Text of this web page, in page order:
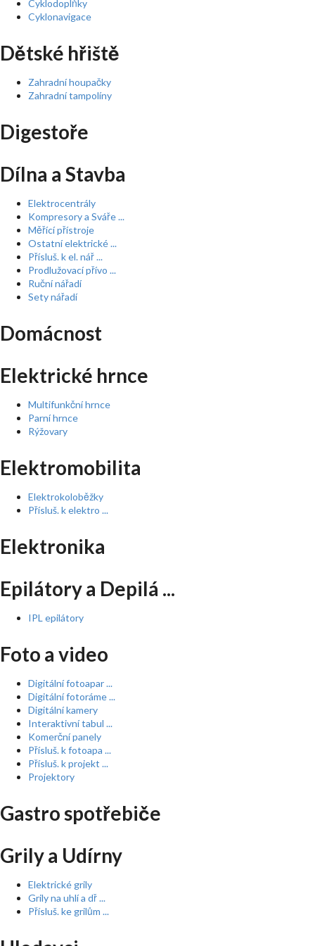
Cyklodoplňky
Cyklonavigace
Dětské hřiště
Zahradní houpačky
Zahradní tampolíny
Digestoře
Dílna a Stavba
Elektrocentrály
Kompresory a Sváře ...
Měřící přístroje
Ostatní elektrické ...
Přísluš. k el. nář ...
Prodlužovací přívo ...
Ruční nářadí
Sety nářadí
Domácnost
Elektrické hrnce
Multifunkční hrnce
Parní hrnce
Rýžovary
Elektromobilita
Elektrokoloběžky
Přísluš. k elektro ...
Elektronika
Epilátory a Depilá ...
IPL epilátory
Foto a video
Digitální fotoapar ...
Digitální fotoráme ...
Digitální kamery
Interaktivní tabul ...
Komerční panely
Přísluš. k fotoapa ...
Přísluš. k projekt ...
Projektory
Gastro spotřebiče
Grily a Udírny
Elektrické grily
Grily na uhlí a dř ...
Přísluš. ke grilům ...